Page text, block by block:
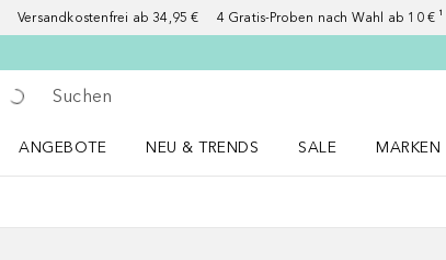
Versandkostenfrei ab 34,95 € 4 Gratis-Proben nach Wahl ab 10 € ¹
Gehe zurück
Suche ausführen
ANGEBOTE
NEU & TRENDS
SALE
MARKEN